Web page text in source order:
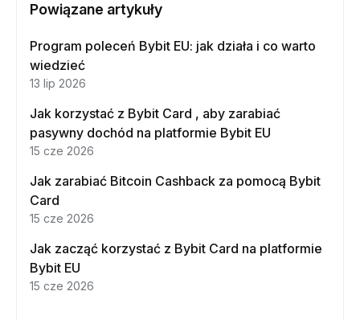
Powiązane artykuły
Program poleceń Bybit EU: jak działa i co warto
wiedzieć
13 lip 2026
Jak korzystać z Bybit Card , aby zarabiać
pasywny dochód na platformie Bybit EU
15 cze 2026
Jak zarabiać Bitcoin Cashback za pomocą Bybit
Card
15 cze 2026
Jak zacząć korzystać z Bybit Card na platformie
Bybit EU
15 cze 2026